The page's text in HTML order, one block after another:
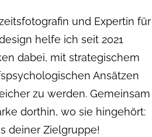
und Expertin für
helfe ich seit 2021
dabei, mit strategischem
Ansätzen
zu werden. Gemeinsam
dorthin, wo sie hingehört:
deiner Zielgruppe!